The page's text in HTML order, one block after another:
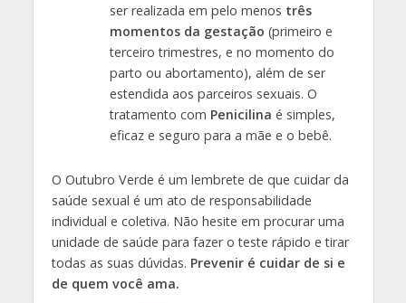
ser realizada em pelo menos três
momentos da gestação (primeiro e
terceiro trimestres, e no momento do
parto ou abortamento), além de ser
estendida aos parceiros sexuais. O
tratamento com Penicilina é simples,
eficaz e seguro para a mãe e o bebê.
O Outubro Verde é um lembrete de que cuidar da
saúde sexual é um ato de responsabilidade
individual e coletiva. Não hesite em procurar uma
unidade de saúde para fazer o teste rápido e tirar
todas as suas dúvidas. Prevenir é cuidar de si e
de quem você ama.